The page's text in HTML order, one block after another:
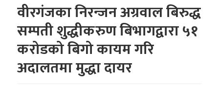
वीरगंजका निरन्जन अग्रवाल बिरुद्ध
सम्पती शुद्धीकरुण बिभागद्वारा ५१
करोडको बिगो कायम गरि
अदालतमा मुद्धा दायर